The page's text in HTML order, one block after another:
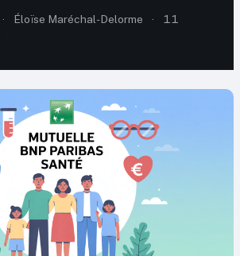
· Éloïse Maréchal-Delorme ·
11